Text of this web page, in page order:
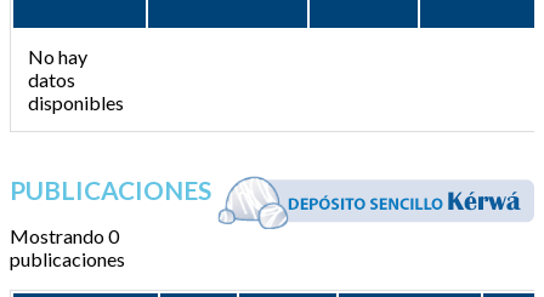
No hay
datos
disponibles
PUBLICACIONES
Mostrando 0
publicaciones